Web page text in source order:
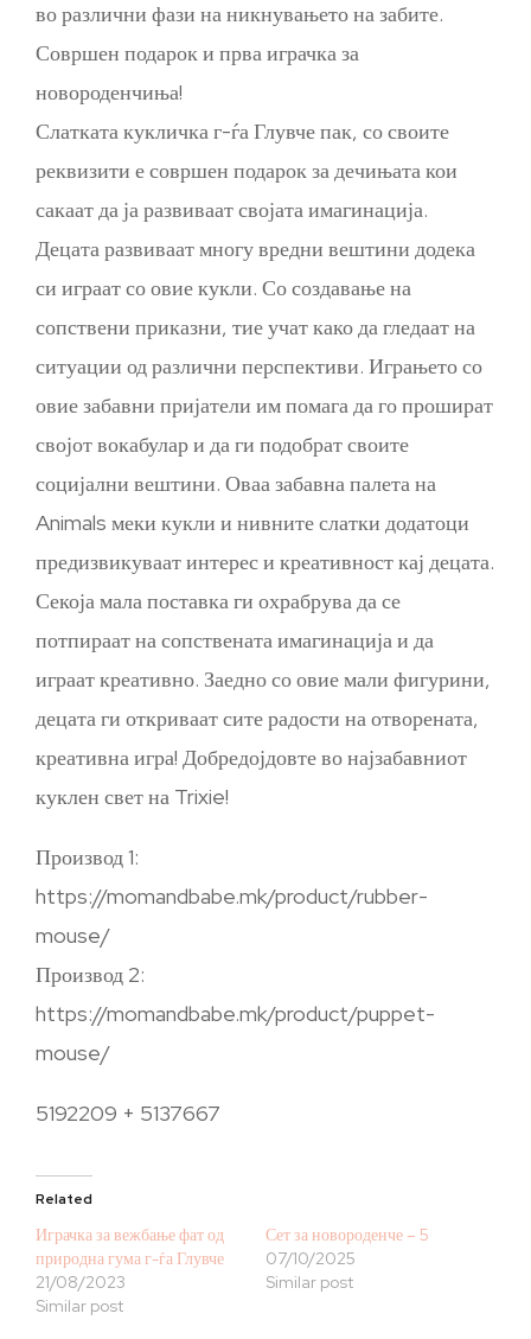
во различни фази на никнувањето на забите.
Совршен подарок и прва играчка за
новороденчиња!
Слатката кукличка г-ѓа Глувче пак, со своите
реквизити е совршен подарок за дечињата кои
сакаат да ја развиваат својата имагинација.
Децата развиваат многу вредни вештини додека
си играат со овие кукли. Со создавање на
сопствени приказни, тие учат како да гледаат на
ситуации од различни перспективи. Играњето со
овие забавни пријатели им помага да го прошират
својот вокабулар и да ги подобрат своите
социјални вештини. Оваа забавна палета на
Animals меки кукли и нивните слатки додатоци
предизвикуваат интерес и креативност кај децата.
Секоја мала поставка ги охрабрува да се
потпираат на сопствената имагинација и да
играат креативно. Заедно со овие мали фигурини,
децата ги откриваат сите радости на отворената,
креативна игра! Добредојдовте во најзабавниот
куклен свет на Trixie!
Производ 1:
https://momandbabe.mk/product/rubber-
mouse/
Производ 2:
https://momandbabe.mk/product/puppet-
mouse/
5192209 + 5137667
Related
Играчка за вежбање фат од
природна гума г-ѓа Глувче
21/08/2023
Similar post
Сет за новороденче – 5
07/10/2025
Similar post